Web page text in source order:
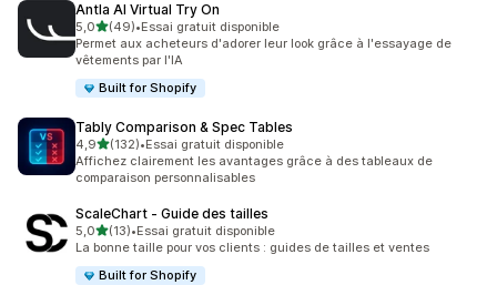
Antla AI Virtual Try On
5,0étoile(s) sur 5
(49)
49 avis au total
•Essai gratuit disponible
Permet aux acheteurs d'adorer leur look grâce à l'essayage de
vêtements par l'IA
Built for Shopify
Tably Comparison & Spec Tables
4,9étoile(s) sur 5
(132)
132 avis au total
•Essai gratuit disponible
Affichez clairement les avantages grâce à des tableaux de
comparaison personnalisables
ScaleChart ‑ Guide des tailles
5,0étoile(s) sur 5
(13)
13 avis au total
•Essai gratuit disponible
La bonne taille pour vos clients : guides de tailles et ventes
Built for Shopify